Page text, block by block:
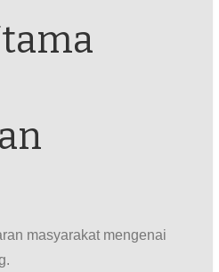
masyarakat mengenai